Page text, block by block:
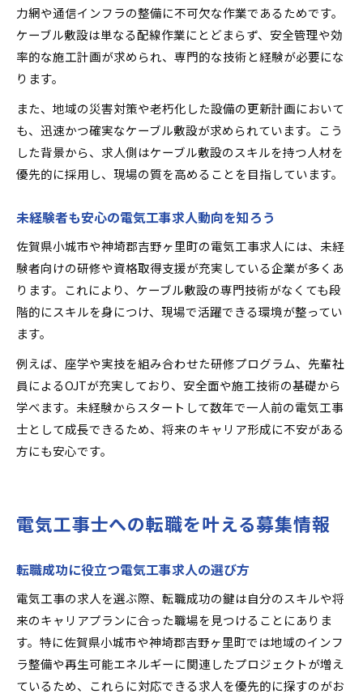
力網や通信インフラの整備に不可欠な作業であるためです。
ケーブル敷設は単なる配線作業にとどまらず、安全管理や効
率的な施工計画が求められ、専門的な技術と経験が必要にな
ります。
また、地域の災害対策や老朽化した設備の更新計画において
も、迅速かつ確実なケーブル敷設が求められています。こう
した背景から、求人側はケーブル敷設のスキルを持つ人材を
優先的に採用し、現場の質を高めることを目指しています。
未経験者も安心の電気工事求人動向を知ろう
佐賀県小城市や神埼郡吉野ヶ里町の電気工事求人には、未経
験者向けの研修や資格取得支援が充実している企業が多くあ
ります。これにより、ケーブル敷設の専門技術がなくても段
階的にスキルを身につけ、現場で活躍できる環境が整ってい
ます。
例えば、座学や実技を組み合わせた研修プログラム、先輩社
員によるOJTが充実しており、安全面や施工技術の基礎から
学べます。未経験からスタートして数年で一人前の電気工事
士として成長できるため、将来のキャリア形成に不安がある
方にも安心です。
電気工事士への転職を叶える募集情報
転職成功に役立つ電気工事求人の選び方
電気工事の求人を選ぶ際、転職成功の鍵は自分のスキルや将
来のキャリアプランに合った職場を見つけることにありま
す。特に佐賀県小城市や神埼郡吉野ヶ里町では地域のインフ
ラ整備や再生可能エネルギーに関連したプロジェクトが増え
ているため、これらに対応できる求人を優先的に探すのがお